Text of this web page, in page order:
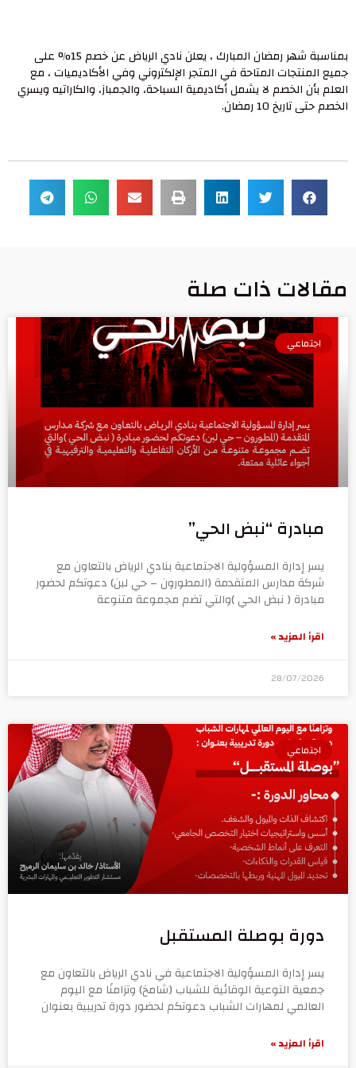
بمناسبة شهر رمضان المبارك ، يعلن نادي الرياض عن خصم 15% على
جميع المنتجات المتاحة في المتجر الإلكتروني وفي الأكاديميات ، مع
العلم بأن الخصم لا يشمل أكاديمية السباحة، والجمباز، والكاراتيه ويسري
الخصم حتى تاريخ 10 رمضان.
مقالات ذات صلة
اجتماعي
مبادرة “نبض الحي”
يسر إدارة المسؤولية الاجتماعية بنادي الرياض بالتعاون مع
شركة مدارس المتقدمة (المطورون – حي لبن) دعوتكم لحضور
مبادرة ( نبض الحي )والتي تضم مجموعة متنوعة
اقرأ المزيد »
28/07/2026
اجتماعي
دورة بوصلة المستقبل
يسر إدارة المسؤولية الاجتماعية في نادي الرياض بالتعاون مع
جمعية التوعية الوقائية للشباب (شامخ) وتزامنًا مع اليوم
العالمي لمهارات الشباب دعوتكم لحضور دورة تدريبية بعنوان
اقرأ المزيد »